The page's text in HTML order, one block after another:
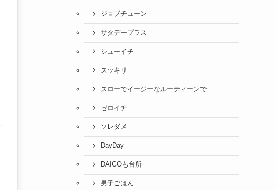
ジョブチューン
サタデープラス
シューイチ
スッキリ
スローでイージーなルーティーンで
ゼロイチ
ソレダメ
DayDay
DAIGOも台所
男子ごはん